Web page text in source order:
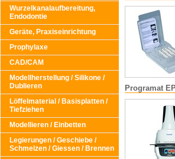
Wurzelkanalaufbereitung,
Endodontie
Geräte, Praxiseinrichtung
Prophylaxe
CAD/CAM
Modellherstellung / Silikone /
Dublieren
Löffelmaterial / Basisplatten /
Tiefziehen
Modellieren / Einbetten
Legierungen / Geschiebe /
Schmelzen / Giessen / Brennen
Programat